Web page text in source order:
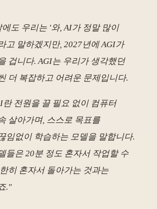
에도 우리는 '와, AI가 정말 많이
고 말하겠지만, 2027년에 AGI가
겁니다. AGI는 우리가 생각했던
더 복잡하고 어려운 문제입니다.
란 전원을 끌 필요 없이 컴퓨터
살아가며, 스스로 목표를
임없이 학습하는 모델을 말합니다.
들은 20분 정도 혼자서 작업할 수
히 혼자서 돌아가는 것과는
."